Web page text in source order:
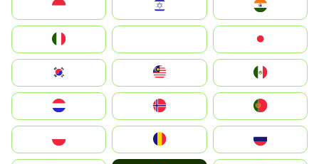
South Korea